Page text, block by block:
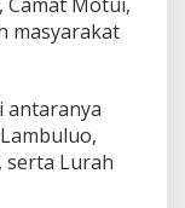
masyarakat
antaranya
serta Lurah